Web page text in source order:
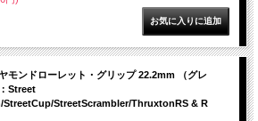
モンドローレット・グリップ 22.2mm （グレ
Street
StreetCup/StreetScrambler/ThruxtonRS & R